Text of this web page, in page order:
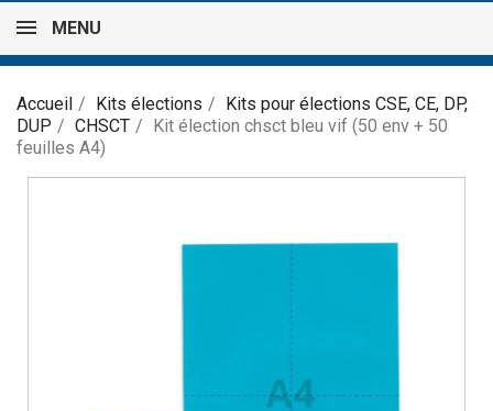
MENU
Accueil Kits élections
Kits pour élections CSE, CE, DP,
DUP
CHSCT
Kit élection chsct bleu vif (50 env + 50
feuilles A4)